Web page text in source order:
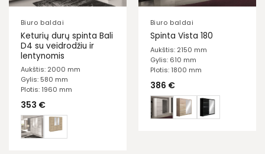
Biuro baldai
Keturių durų spinta Bali
D4 su veidrodžiu ir
lentynomis
Aukštis: 2000 mm
Gylis: 580 mm
Plotis: 1960 mm
353 €
Biuro baldai
Spinta Vista 180
Aukštis: 2150 mm
Gylis: 610 mm
Plotis: 1800 mm
386 €